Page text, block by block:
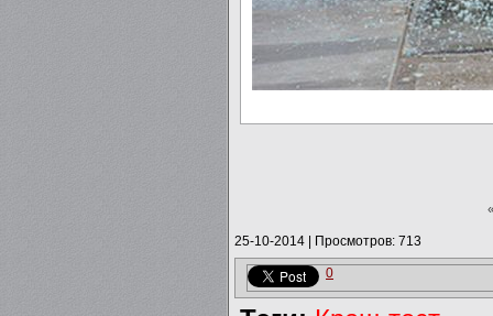
25-10-2014 Просмотров: 713
0